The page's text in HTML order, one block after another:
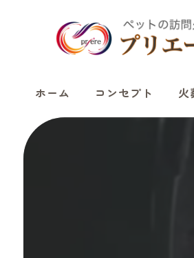
ホーム コンセプト 火